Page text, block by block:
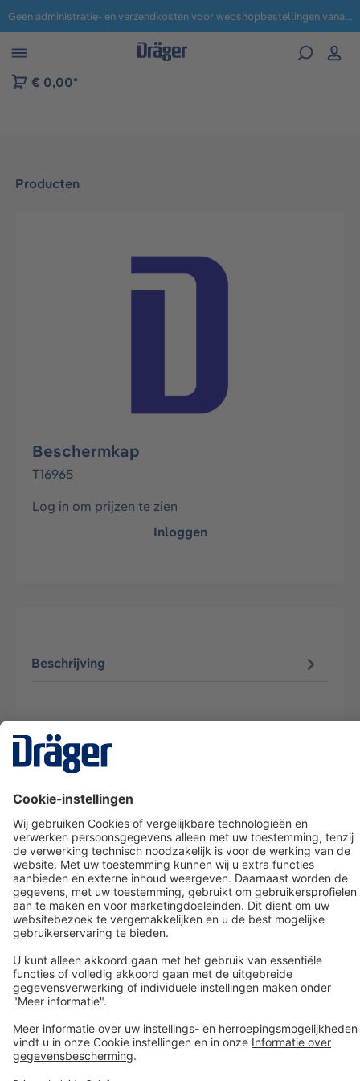
naar navigatie B2B-platform Geen administratie- en verzendkosten voor webshopbestellingen vanaf € 100,-.
€ 0,00*
Producten
Afbeeldingengalerij overslaan
Beschermkap
T16965
Log in om prijzen te zien
Inloggen
Beschrijving
Dräger klantenservice
Over Dräger
Bestellen in onze webshop
Community